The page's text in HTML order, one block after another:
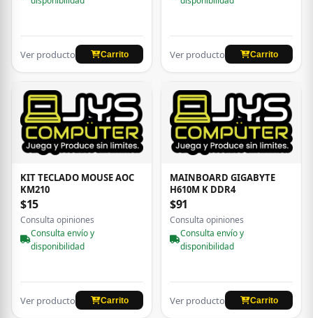
Ver producto Carrito Ver producto Carrito
KIT TECLADO MOUSE AOC
KM210
$15
Consulta opiniones
Consulta envío y
disponibilidad
Ver producto Carrito
MAINBOARD GIGABYTE
H610M K DDR4
$91
Consulta opiniones
Consulta envío y
disponibilidad
Ver producto Carrito